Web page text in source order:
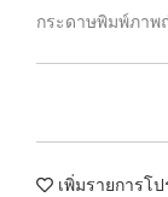
กระดาษพิมพ์ภาพ
เพิ่มรายการโ